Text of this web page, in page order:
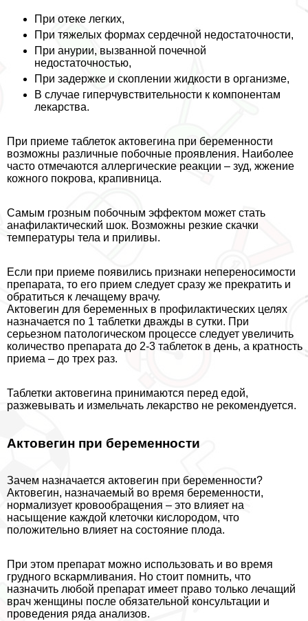
При отеке легких,
При тяжелых формах сердечной недостаточности,
При анурии, вызванной почечной
недостаточностью,
При задержке и скоплении жидкости в организме,
В случае гиперчувствительности к компонентам
лекарства.
При приеме таблеток актовегина при беременности
возможны различные побочные проявления. Наиболее
часто отмечаются аллергические реакции – зуд, жжение
кожного покрова, крапивница.
Самым грозным побочным эффектом может стать
анафилактический шок. Возможны резкие скачки
температуры тела и приливы.
Если при приеме появились признаки непереносимости
препарата, то его прием следует сразу же прекратить и
обратиться к лечащему врачу.
Актовегин для беременных в профилактических целях
назначается по 1 таблетки дважды в сутки. При
серьезном патологическом процессе следует увеличить
количество препарата до 2-3 таблеток в день, а кратность
приема – до трех раз.
Таблетки актовегина принимаются перед едой,
разжевывать и измельчать лекарство не рекомендуется.
Актовегин при беременности
Зачем назначается актовегин при беременности?
Актовегин, назначаемый во время беременности,
нормализует кровообращения – это влияет на
насыщение каждой клеточки кислородом, что
положительно влияет на состояние плода.
При этом препарат можно использовать и во время
грудного вскармливания. Но стоит помнить, что
назначить любой препарат имеет право только лечащий
врач женщины после обязательной консультации и
проведения ряда анализов.